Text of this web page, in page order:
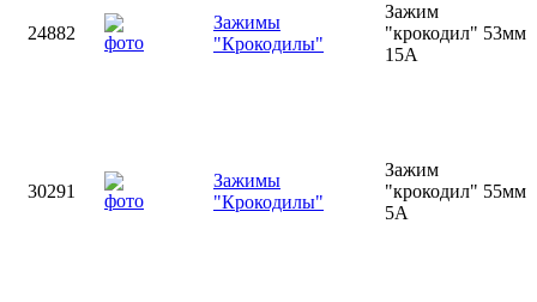
24882
Зажимы
"Крокодилы"
Зажим
"крокодил" 53мм
15А
30291
Зажимы
"Крокодилы"
Зажим
"крокодил" 55мм
5А